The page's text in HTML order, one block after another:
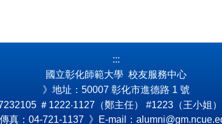
:::
國立彰化師範大學 校友服務中心
》地址：50007 彰化市進德路 1 號
＃1222‧1127（鄭主任） #1223（王小姐
真：04-721-1137 》E-mail：